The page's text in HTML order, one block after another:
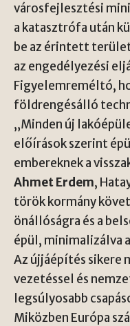
városfejlesztési
a katasztrófa után
be az érintett
az engedélyezési
Figyelemreméltó,
földrengésálló
„Minden új
előírások szerint
embereknek a
Ahmet Erdem,
török kormány
önállóságra és a
épül, minimalizálva
Az újjáépítés sikere
vezetéssel és
legsúlyosabb
Miközben Európa